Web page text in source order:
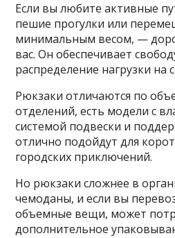
Если вы любите активные
пешие прогулки или
минимальным весом, —
вас. Он обеспечивает
распределение нагрузки на
Рюкзаки отличаются по
отделений, есть модели с
системой подвески и
отлично подойдут для
городских приключений.
Но рюкзаки сложнее в
чемоданы, и если вы
объемные вещи, может
дополнительное